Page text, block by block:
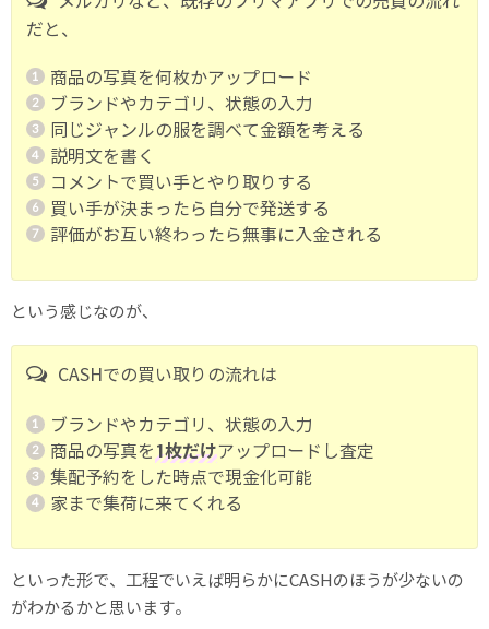
だと、
商品の写真を何枚かアップロード
ブランドやカテゴリ、状態の入力
同じジャンルの服を調べて金額を考える
説明文を書く
コメントで買い手とやり取りする
買い手が決まったら自分で発送する
評価がお互い終わったら無事に入金される
という感じなのが、
CASHでの買い取りの流れは
ブランドやカテゴリ、状態の入力
商品の写真を1枚だけアップロードし査定
集配予約をした時点で現金化可能
家まで集荷に来てくれる
といった形で、工程でいえば明らかにCASHのほうが少ないの
がわかるかと思います。